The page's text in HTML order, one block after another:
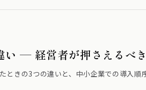
— 経営者が押さえるべ
ときの3つの違いと、中小企業での導入順